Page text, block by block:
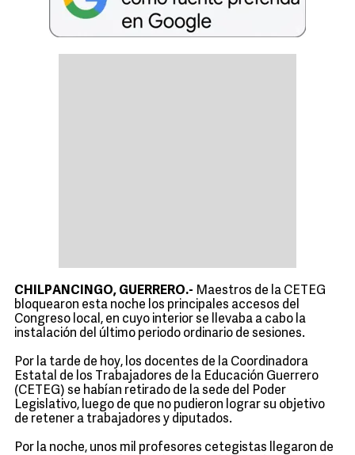
CHILPANCINGO, GUERRERO.- Maestros de la CETEG
bloquearon esta noche los principales accesos del
Congreso local, en cuyo interior se llevaba a cabo la
instalación del último periodo ordinario de sesiones.
Por la tarde de hoy, los docentes de la Coordinadora
Estatal de los Trabajadores de la Educación Guerrero
(CETEG) se habían retirado de la sede del Poder
Legislativo, luego de que no pudieron lograr su objetivo
de retener a trabajadores y diputados.
Por la noche, unos mil profesores cetegistas llegaron de